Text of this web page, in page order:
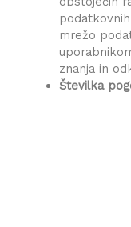
mrežo
znanja in
Številka